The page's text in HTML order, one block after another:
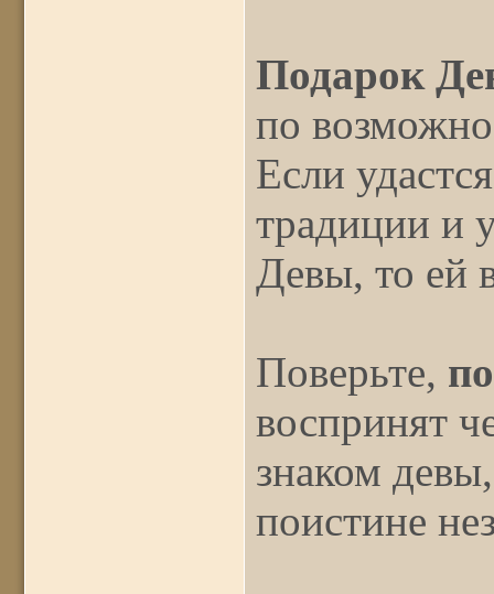
Подарок
по
Если
традиции и
Девы, то ей
Поверьте,
воспринят
знаком
поистине